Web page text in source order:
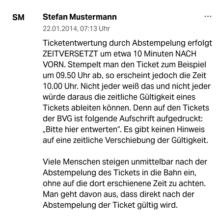
SM Stefan Mustermann
22.01.2014, 07:13 Uhr
Ticketentwertung durch Abstempelung erfolgt
ZEITVERSETZT um etwa 10 Minuten NACH
VORN. Stempelt man den Ticket zum Beispiel
um 09.50 Uhr ab, so erscheint jedoch die Zeit
10.00 Uhr. Nicht jeder weiß das und nicht jeder
würde daraus die zeitliche Gültigkeit eines
Tickets ableiten können. Denn auf den Tickets
der BVG ist folgende Aufschrift aufgedruckt:
„Bitte hier entwerten“. Es gibt keinen Hinweis
auf eine zeitliche Verschiebung der Gültigkeit.
Viele Menschen steigen unmittelbar nach der
Abstempelung des Tickets in die Bahn ein,
ohne auf die dort erschienene Zeit zu achten.
Man geht davon aus, dass direkt nach der
Abstempelung der Ticket gültig wird.